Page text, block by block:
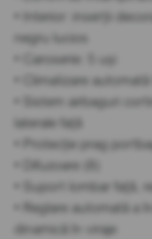
• Interior: inserții
negru lucios
• Caroserie: 5 uși
• Climatizare
• Sistem airbaguri
laterale față
• Protecție prag
• Difuzoare (8)
• Suport lombar față,
• Reglare automată
dinamică în viraje